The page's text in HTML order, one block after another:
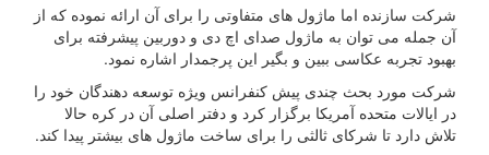
شرکت سازنده اما ماژول های متفاوتی را برای آن ارائه نموده که از
آن جمله می توان به ماژول صدای اچ دی و دوربین پیشرفته برای
بهبود تجربه عکاسی ببین و بگیر این پرجمدار اشاره نمود.
شرکت مورد بحث چندی پیش کنفرانس ویژه توسعه دهندگان خود را
در ایالات متحده آمریکا برگزار کرد و دفتر اصلی آن در کره حالا
تلاش دارد تا شرکای ثالثی را برای ساخت ماژول های بیشتر پیدا کند.